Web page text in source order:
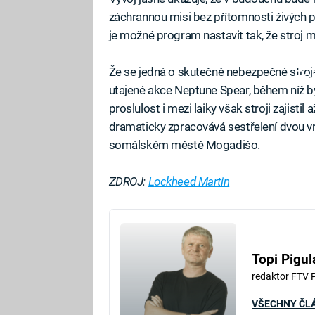
záchrannou misi bez přítomnosti živých
je možné program nastavit tak, že stroj
Že se jedná o skutečně nebezpečné
utajené akce Neptune Spear, během níž
proslulost i mezi laiky však stroji zajistil
dramaticky zpracovává sestřelení dvou
somálském městě Mogadišo.
ZDROJ: Lockheed Martin
Topi
redaktor FTV
VŠECHNY